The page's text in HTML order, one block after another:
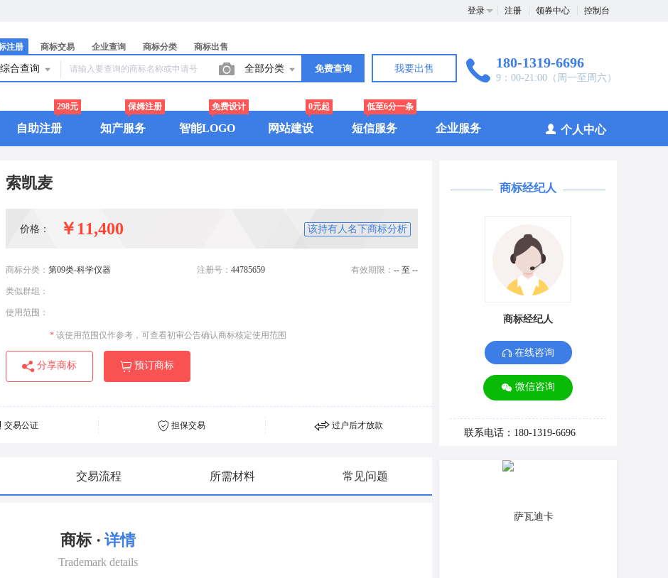
登录 注册 领券中心 控制台
注册 商标交易 企业查询 商标分类 商标出售
综合查询 全部分类 免费查询 我要出售 180-1319-6696
9：00-21:00（周一至周六）
自助注册
298元
知产服务
保姆注册
智能LOGO
免费设计
网站建设
0元起
短信服务
低至6分一条
企业服务 个人中心
索凯麦
价格： ￥11,400 该持有人名下商标分析
商标分类： 第09类-科学仪器 注册号： 44785659 有效期限： -- 至 --
类似群组：
使用范围：
* 该使用范围仅作参考，可查看初审公告确认商标核定使用范围
分享商标 预订商标
交易公证 担保交易 过户后才放款
交易流程 所需材料 常见问题
商标 · 详情
Trademark details
商标经纪人
商标经纪人
在线咨询
微信咨询
联系电话：180-1319-6696